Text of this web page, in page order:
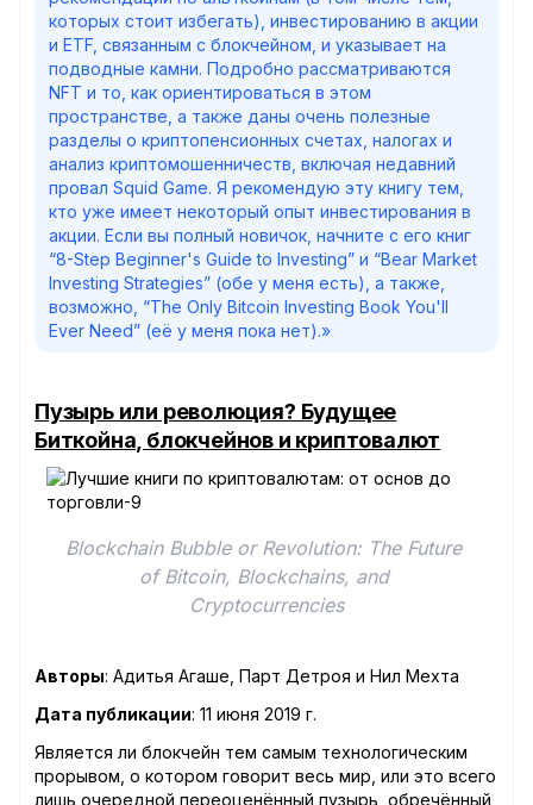
которых стоит избегать), инвестированию в акции
и ETF, связанным с блокчейном, и указывает на
подводные камни. Подробно рассматриваются
NFT и то, как ориентироваться в этом
пространстве, а также даны очень полезные
разделы о криптопенсионных счетах, налогах и
анализ криптомошенничеств, включая недавний
провал Squid Game. Я рекомендую эту книгу тем,
кто уже имеет некоторый опыт инвестирования в
акции. Если вы полный новичок, начните с его книг
“8-Step Beginner's Guide to Investing” и “Bear Market
Investing Strategies” (обе у меня есть), а также,
возможно, “The Only Bitcoin Investing Book You'll
Ever Need” (её у меня пока нет).»
Пузырь или революция? Будущее
Биткойна, блокчейнов и криптовалют
Blockchain Bubble or Revolution: The Future
of Bitcoin, Blockchains, and
Cryptocurrencies
Авторы: Адитья Агаше, Парт Детроя и Нил Мехта
Дата публикации: 11 июня 2019 г.
Является ли блокчейн тем самым технологическим
прорывом, о котором говорит весь мир, или это всего
лишь очередной переоценённый пузырь, обречённый